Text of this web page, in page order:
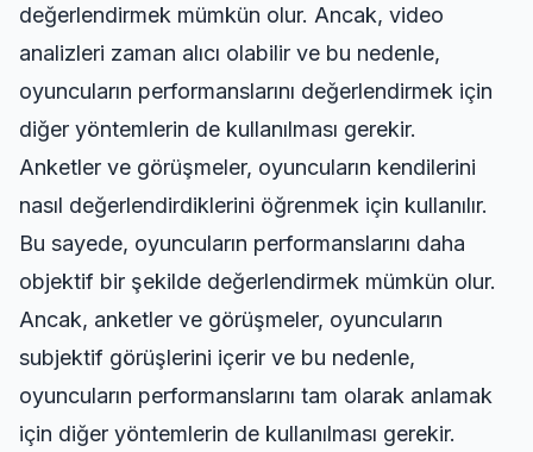
değerlendirmek mümkün olur. Ancak, video
analizleri zaman alıcı olabilir ve bu nedenle,
oyuncuların performanslarını değerlendirmek için
diğer yöntemlerin de kullanılması gerekir.
Anketler ve görüşmeler, oyuncuların kendilerini
nasıl değerlendirdiklerini öğrenmek için kullanılır.
Bu sayede, oyuncuların performanslarını daha
objektif bir şekilde değerlendirmek mümkün olur.
Ancak, anketler ve görüşmeler, oyuncuların
subjektif görüşlerini içerir ve bu nedenle,
oyuncuların performanslarını tam olarak anlamak
için diğer yöntemlerin de kullanılması gerekir.